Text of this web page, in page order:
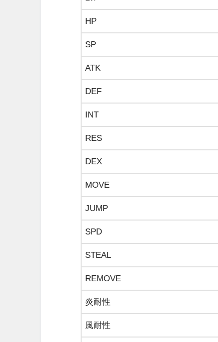
HP
SP
ATK
DEF
INT
RES
DEX
MOVE
JUMP
SPD
STEAL
REMOVE
炎耐性
風耐性